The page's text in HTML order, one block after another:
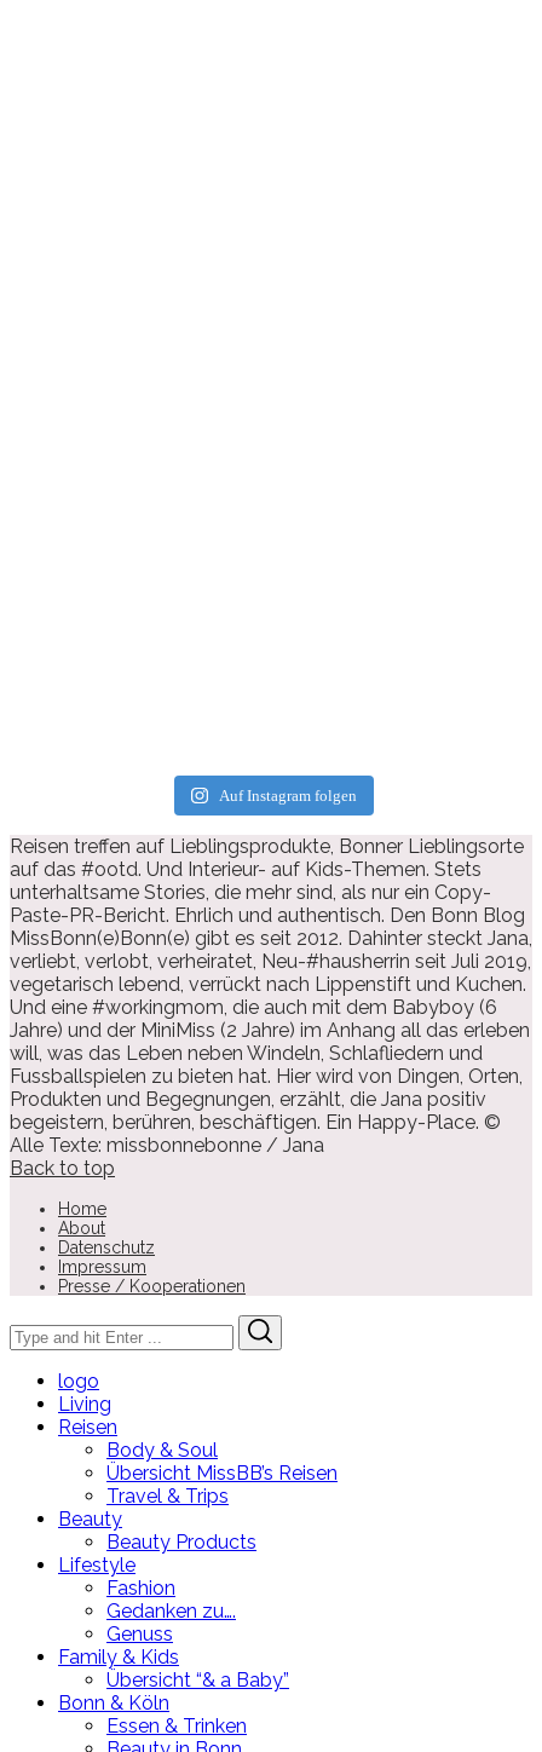
Auf Instagram folgen
Reisen treffen auf Lieblingsprodukte, Bonner Lieblingsorte
auf das #ootd. Und Interieur- auf Kids-Themen. Stets
unterhaltsame Stories, die mehr sind, als nur ein Copy-
Paste-PR-Bericht. Ehrlich und authentisch. Den Bonn Blog
MissBonn(e)Bonn(e) gibt es seit 2012. Dahinter steckt Jana,
verliebt, verlobt, verheiratet, Neu-#hausherrin seit Juli 2019,
vegetarisch lebend, verrückt nach Lippenstift und Kuchen.
Und eine #workingmom, die auch mit dem Babyboy (6
Jahre) und der MiniMiss (2 Jahre) im Anhang all das erleben
will, was das Leben neben Windeln, Schlafliedern und
Fussballspielen zu bieten hat. Hier wird von Dingen, Orten,
Produkten und Begegnungen, erzählt, die Jana positiv
begeistern, berühren, beschäftigen. Ein Happy-Place. ©
Alle Texte: missbonnebonne / Jana
Back to top
Home
About
Datenschutz
Impressum
Presse / Kooperationen
Search
for:
logo
Living
Reisen
Body & Soul
Übersicht MissBB’s Reisen
Travel & Trips
Beauty
Beauty Products
Lifestyle
Fashion
Gedanken zu….
Genuss
Family & Kids
Übersicht “& a Baby”
Bonn & Köln
Essen & Trinken